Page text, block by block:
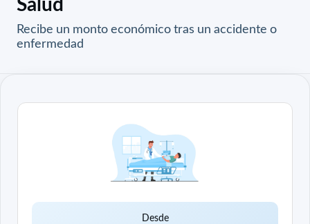
Salud
Recibe un monto económico tras un accidente o
enfermedad
Desde